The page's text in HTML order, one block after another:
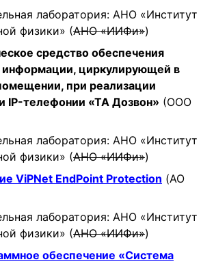
лаборатория: АНО «Институт
физики» (АНО «ИИФи»)
средство обеспечения
информации, циркулирующей в
при реализации
IP-телефонии «ТА Дозвон» (ООО
лаборатория: АНО «Институт
физики» (АНО «ИИФи»)
ViPNet EndPoint Protection (АО
лаборатория: АНО «Институт
физики» (АНО «ИИФи»)
обеспечение «Система